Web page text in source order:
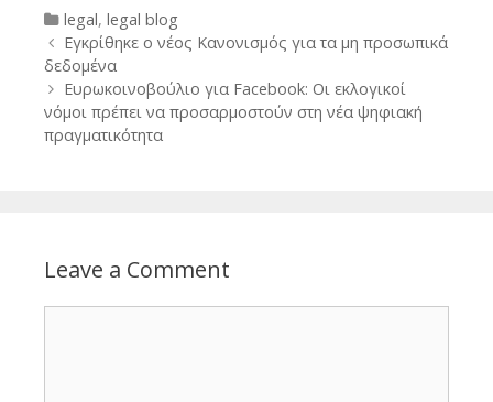
Categories
legal, legal blog
Post
navigation
Εγκρίθηκε ο νέος Κανονισμός για τα μη προσωπικά
δεδομένα
Ευρωκοινοβούλιο για Facebook: Οι εκλογικοί
νόμοι πρέπει να προσαρμοστούν στη νέα ψηφιακή
πραγματικότητα
Leave a Comment